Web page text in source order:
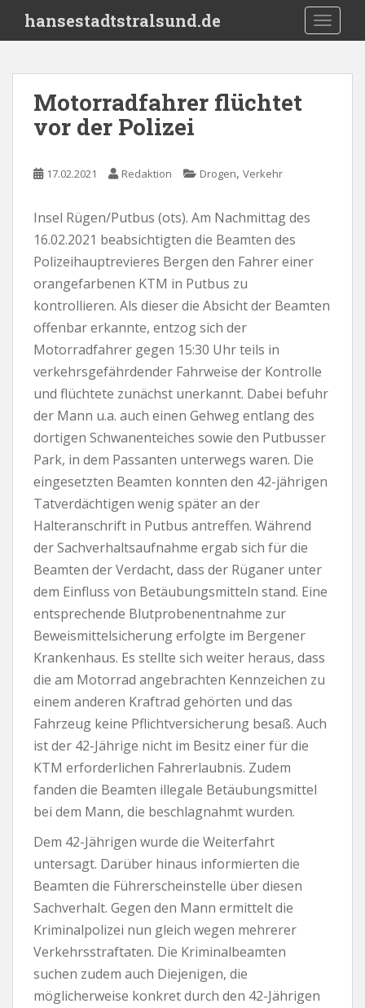
i
hansestadtstralsund.de
Motorradfahrer flüchtet
vor der Polizei
17.02.2021 Redaktion Drogen, Verkehr
Insel Rügen/Putbus (ots). Am Nachmittag des
16.02.2021 beabsichtigten die Beamten des
Polizeihauptrevieres Bergen den Fahrer einer
orangefarbenen KTM in Putbus zu
kontrollieren. Als dieser die Absicht der Beamten
offenbar erkannte, entzog sich der
Motorradfahrer gegen 15:30 Uhr teils in
verkehrsgefährdender Fahrweise der Kontrolle
und flüchtete zunächst unerkannt. Dabei befuhr
der Mann u.a. auch einen Gehweg entlang des
dortigen Schwanenteiches sowie den Putbusser
Park, in dem Passanten unterwegs waren. Die
eingesetzten Beamten konnten den 42-jährigen
Tatverdächtigen wenig später an der
Halteranschrift in Putbus antreffen. Während
der Sachverhaltsaufnahme ergab sich für die
Beamten der Verdacht, dass der Rüganer unter
dem Einfluss von Betäubungsmitteln stand. Eine
entsprechende Blutprobenentnahme zur
Beweismittelsicherung erfolgte im Bergener
Krankenhaus. Es stellte sich weiter heraus, dass
die am Motorrad angebrachten Kennzeichen zu
einem anderen Kraftrad gehörten und das
Fahrzeug keine Pflichtversicherung besaß. Auch
ist der 42-Jährige nicht im Besitz einer für die
KTM erforderlichen Fahrerlaubnis. Zudem
fanden die Beamten illegale Betäubungsmittel
bei dem Mann, die beschlagnahmt wurden.
Dem 42-Jährigen wurde die Weiterfahrt
untersagt. Darüber hinaus informierten die
Beamten die Führerscheinstelle über diesen
Sachverhalt. Gegen den Mann ermittelt die
Kriminalpolizei nun gleich wegen mehrerer
Verkehrsstraftaten. Die Kriminalbeamten
suchen zudem auch Diejenigen, die
möglicherweise konkret durch den 42-Jährigen